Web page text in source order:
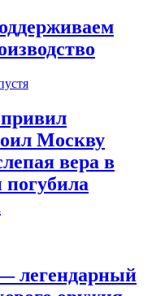
Москву
вера в
погубила
легендарный